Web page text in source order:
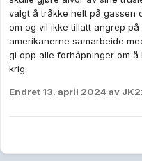
Har Iran fullstendig mistet
valgt å tråkke helt på gassen
om og vil ikke tillatt angrep
amerikanerne samarbeide
gi opp alle forhåpninger om
krig.
Endret 13. april 2024 av